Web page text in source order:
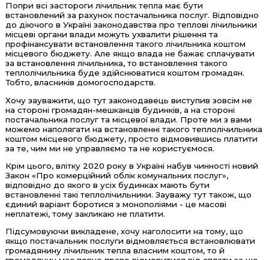
Попри всі застороги лічильник тепла має бути
встановлений за рахунок постачальника послуг. Відповідно
до діючого в Україні законодавства про теплові лічильники
місцеві органи влади можуть ухвалити рішення та
профінансувати встановлення такого лічильника коштом
місцевого бюджету. Але якщо влада не бажає сплачувати
за встановлення лічильника, то встановлення такого
теплолічильника буде здійснюватися коштом громадян.
Тобто, власників домогосподарств.
Хочу зауважити, що тут законодавець виступив зовсім не
на стороні громадян-мешканців будинків, а на стороні
постачальника послуг та місцевої влади. Проте ми з вами
можемо наполягати на встановленні такого теплолічильника
коштом місцевого бюджету, просто відмовившись платити
за те, чим ми не управляємо та не користуємося.
Крім цього, влітку 2020 року в Україні набув чинності новий
Закон «Про комерційний облік комунальних послуг»,
відповідно до якого в усіх будинках мають бути
встановленні такі теплолічильники. Зауважу тут також, що
єдиний варіант боротися з монополіями - це масові
неплатежі, тому закликаю не платити.
Підсумовуючи викладене, хочу наголосити на тому, що
якщо постачальник послуги відмовляється встановлювати
громадянину лічильник тепла власним коштом, то й